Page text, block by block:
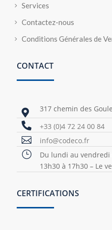
Services
Contactez-nous
Conditions Générales de
CONTACT
 317 chemin des
 +33 (0)4 72 24 00 84
 info@codeco.fr
}
Du lundi au vendredi
13h30 à 17h30 – Le
CERTIFICATIONS